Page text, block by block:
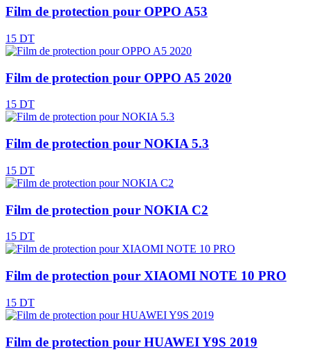
Film de protection pour OPPO A53
15 DT
Film de protection pour OPPO A5 2020
15 DT
Film de protection pour NOKIA 5.3
15 DT
Film de protection pour NOKIA C2
15 DT
Film de protection pour XIAOMI NOTE 10 PRO
15 DT
Film de protection pour HUAWEI Y9S 2019